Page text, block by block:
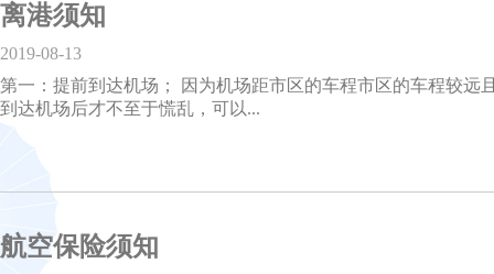
离港须知
2019-08-13
第一：提前到达机场； 因为机场距市区的车程市区的车程较
到达机场后才不至于慌乱，可以...
航空保险须知